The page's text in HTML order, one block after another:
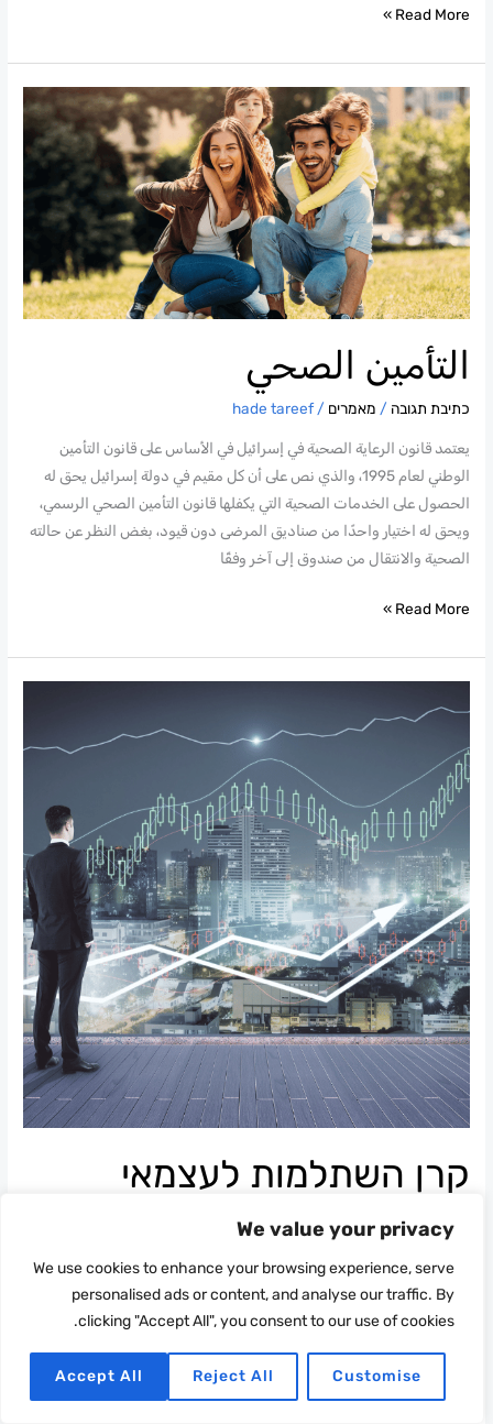
We value your privacy
We use cookies to enhance your browsing experience, serve
personalised ads or content, and analyse our traffic. By
clicking "Accept All", you consent to our use of cookies.
Customise
Reject All
Accept All
Read More »
التأمين الصحي
כתיבת תגובה / מאמרים /
hade tareef
يعتمد قانون الرعاية الصحية في إسرائيل في الأساس على قانون التأمين
الوطني لعام 1995، والذي نص على أن كل مقيم في دولة إسرائيل يحق له
الحصول على الخدمات الصحية التي يكفلها قانون التأمين الصحي الرسمي،
ويحق له اختيار واحدًا من صناديق المرضى دون قيود، بغض النظر عن حالته
الصحية والانتقال من صندوق إلى آخر وفقًا
التأمين
الصحي
Read More »
קרן השתלמות לעצמאי
והטבות מס
כתיבת תגובה/מאמרים/
hade tareef
האם קרן השתלמות לעצמאי מזכה בהטבות מס בתור עצמאיים בוודאי גם
אתם שמעתם, כי ישנם יתרונות רבים להפקדה עבור קרן השתלמות, אבל הנה
בתנאים שונים וביחס משתנה מגובה ההפקדה לקרן ההשתלמות. כל מה
השתלמות
לעצמאי
והטבות
מס